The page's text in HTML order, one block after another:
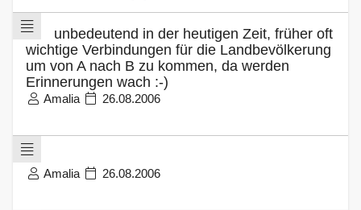
unbedeutend in der heutigen Zeit, früher oft
wichtige Verbindungen für die Landbevölkerung
um von A nach B zu kommen, da werden
Erinnerungen wach :-)
Amalia 26.08.2006
Amalia 26.08.2006